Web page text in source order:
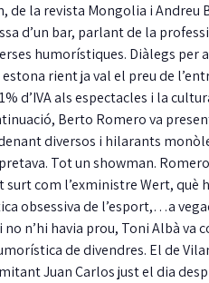
de la revista Mongolia i Andreu
d’un bar, parlant de la
humorístiques. Diàlegs per
rient ja val el preu de
d’IVA als espectacles i la
Berto Romero va
diversos i hilarants
Tot un showman.
surt com l’exministre Wert, què
obsessiva de l’esport,…a
no n’hi havia prou, Toni Albà
de divendres. El de
Juan Carlos just el dia